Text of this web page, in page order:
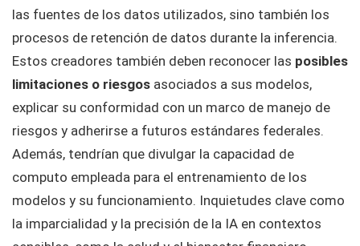
las fuentes de los datos utilizados, sino también los
procesos de retención de datos durante la inferencia.
Estos creadores también deben reconocer las posibles
limitaciones o riesgos asociados a sus modelos,
explicar su conformidad con un marco de manejo de
riesgos y adherirse a futuros estándares federales.
Además, tendrían que divulgar la capacidad de
computo empleada para el entrenamiento de los
modelos y su funcionamiento. Inquietudes clave como
la imparcialidad y la precisión de la IA en contextos